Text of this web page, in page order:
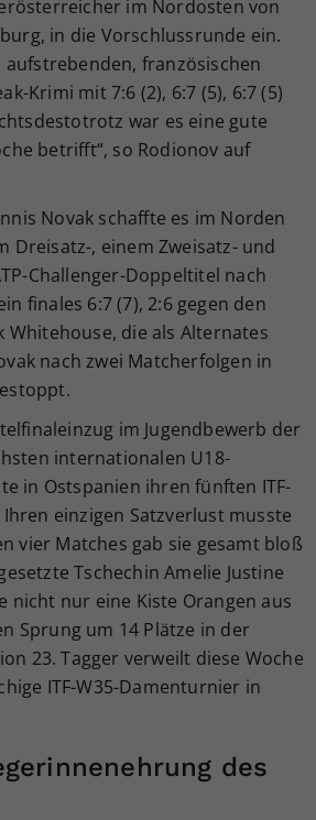
im Nordosten von
in die Vorschlussrunde ein.
französischen
Krimi mit 7:6 (2), 6:7 (5), 6:7 (5)
war es eine gute
betrifft“, so Rodionov auf
Novak schaffte es im Norden
Dreisatz-, einem Zweisatz- und
Challenger-Doppeltitel nach
finales 6:7 (7), 2:6 gegen den
Whitehouse, die als Alternates
nach zwei Matcherfolgen in
im Jugendbewerb der
internationalen U18-
in Ostspanien ihren fünften ITF-
einzigen Satzverlust musste
vier Matches gab sie gesamt bloß
Tschechin Amelie Justine
nicht nur eine Kiste Orangen aus
Sprung um 14 Plätze in der
23. Tagger verweilt diese Woche
ITF-W35-Damenturnier in
des